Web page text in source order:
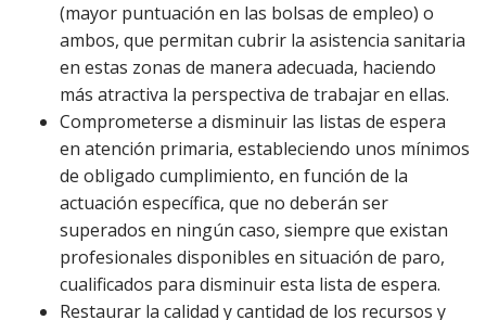
(mayor puntuación en las bolsas de empleo) o
ambos, que permitan cubrir la asistencia sanitaria
en estas zonas de manera adecuada, haciendo
más atractiva la perspectiva de trabajar en ellas.
Comprometerse a disminuir las listas de espera
en atención primaria, estableciendo unos mínimos
de obligado cumplimiento, en función de la
actuación específica, que no deberán ser
superados en ningún caso, siempre que existan
profesionales disponibles en situación de paro,
cualificados para disminuir esta lista de espera.
Restaurar la calidad y cantidad de los recursos y